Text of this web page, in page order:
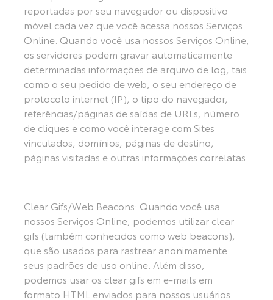
reportadas por seu navegador ou dispositivo
móvel cada vez que você acessa nossos Serviços
Online. Quando você usa nossos Serviços Online,
os servidores podem gravar automaticamente
determinadas informações de arquivo de log, tais
como o seu pedido de web, o seu endereço de
protocolo internet (IP), o tipo do navegador,
referências/páginas de saídas de URLs, número
de cliques e como você interage com Sites
vinculados, domínios, páginas de destino,
páginas visitadas e outras informações correlatas.
Clear Gifs/Web Beacons: Quando você usa
nossos Serviços Online, podemos utilizar clear
gifs (também conhecidos como web beacons),
que são usados para rastrear anonimamente
seus padrões de uso online. Além disso,
podemos usar os clear gifs em e-mails em
formato HTML enviados para nossos usuários